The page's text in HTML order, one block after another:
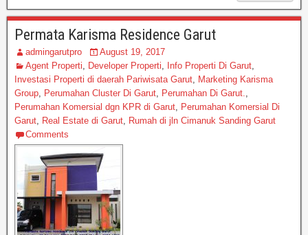
A
p
p
b
o
o
k
g
e
Permata Karisma Residence Garut
admingarutpro
August 19, 2017
Agent Properti, Developer Properti, Info Properti Di Garut,
Investasi Properti di daerah Pariwisata Garut, Marketing Karisma
Group, Perumahan Cluster Di Garut, Perumahan Di Garut.,
Perumahan Komersial dgn KPR di Garut, Perumahan Komersial Di
Garut, Real Estate di Garut, Rumah di jln Cimanuk Sanding Garut
Comments